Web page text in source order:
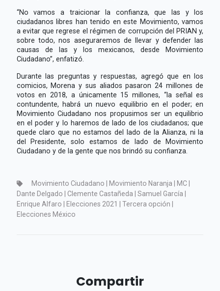
“No vamos a traicionar la confianza, que las y los
ciudadanos libres han tenido en este Movimiento, vamos
a evitar que regrese el régimen de corrupción del PRIAN y,
sobre todo, nos aseguraremos de llevar y defender las
causas de las y los mexicanos, desde Movimiento
Ciudadano”, enfatizó.
Durante las preguntas y respuestas, agregó que en los
comicios, Morena y sus aliados pasaron 24 millones de
votos en 2018, a únicamente 15 millones, “la señal es
contundente, habrá un nuevo equilibrio en el poder; en
Movimiento Ciudadano nos propusimos ser un equilibrio
en el poder y lo haremos de lado de los ciudadanos; que
quede claro que no estamos del lado de la Alianza, ni la
del Presidente, solo estamos de lado de Movimiento
Ciudadano y de la gente que nos brindó su confianza.
Movimiento Ciudadano | Movimiento Naranja | MC |
Dante Delgado | Clemente Castañeda | Samuel García |
Enrique Alfaro | Elecciones 2021 | Tercera opción |
Elecciones México
Compartir